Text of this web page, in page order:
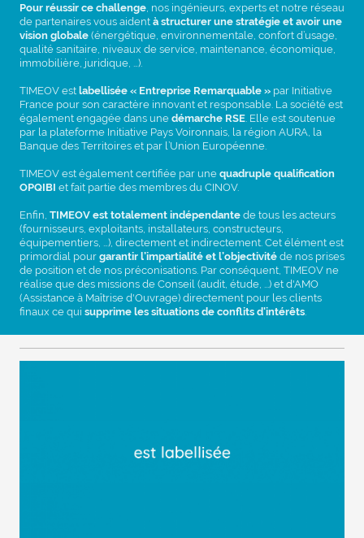
Pour réussir ce challenge , nos ingénieurs, experts et notre réseau
de partenaires vous aident à structurer une stratégie et avoir une
vision globale (énergétique, environnementale, confort d’usage,
qualité sanitaire, niveaux de service, maintenance, économique,
immobilière, juridique, …).
TIMEOV est labellisée « Entreprise Remarquable » par Initiative
France pour son caractère innovant et responsable. La société est
également engagée dans une démarche RSE . Elle est soutenue
par la plateforme Initiative Pays Voironnais, la région AURA, la
Banque des Territoires et par l’Union Européenne.
TIMEOV est également certifiée par une quadruple qualification
OPQIBI et fait partie des membres du CINOV.
Enfin, TIMEOV est totalement indépendante de tous les acteurs
(fournisseurs, exploitants, installateurs, constructeurs,
équipementiers, …), directement et indirectement. Cet élément est
primordial pour garantir l’impartialité et l’objectivité de nos prises
de position et de nos préconisations. Par conséquent, TIMEOV ne
réalise que des missions de Conseil (audit, étude, ...) et d'AMO
(Assistance à Maîtrise d'Ouvrage) directement pour les clients
finaux ce qui supprime les situations de conflits d'intérêts